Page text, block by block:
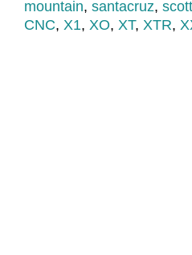
mountain, santacruz, scott
CNC, X1, XO, XT, XTR,